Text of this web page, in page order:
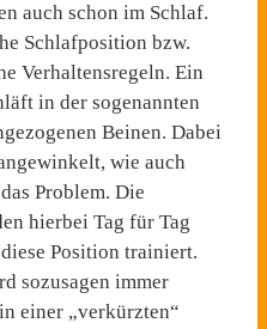
auch schon im Schlaf.
Schlafposition bzw.
Verhaltensregeln. Ein
in der sogenannten
Beinen. Dabei
wie auch
Problem. Die
hierbei Tag für Tag
Position trainiert.
sozusagen immer
einer „verkürzten“